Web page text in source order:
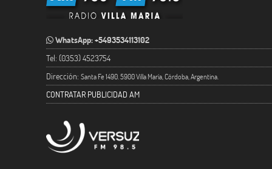
WhatsApp: +5493534113102
Tel: (0353) 4523754
Dirección: Santa Fe 1490. 5900 Villa María, Córdoba, Argentina.
CONTRATAR PUBLICIDAD AM